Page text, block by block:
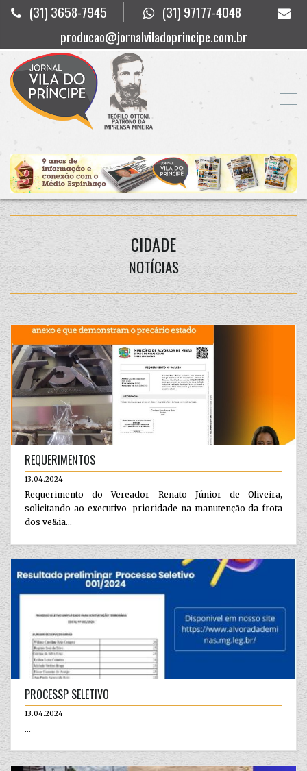
(31) 3658-7945
(31) 97177-4048
producao@jornalviladoprincipe.com.br
CIDADE
NOTÍCIAS
REQUERIMENTOS
13.04.2024
Requerimento do Vereador Renato Júnior de Oliveira,
solicitando ao executivo prioridade na manutenção da frota
dos ve&ia...
PROCESSP SELETIVO
13.04.2024
...